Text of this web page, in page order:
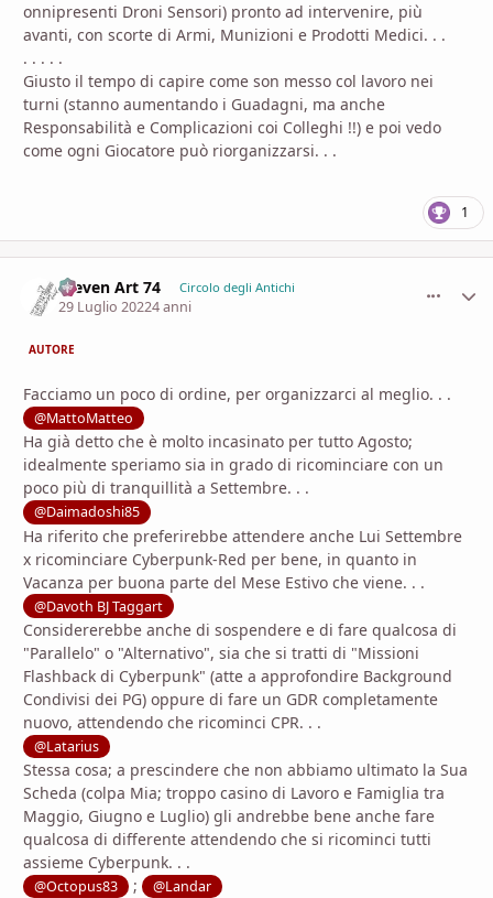
onnipresenti Droni Sensori) pronto ad intervenire, più
avanti, con scorte di Armi, Munizioni e Prodotti Medici. . .
. . . . .
Giusto il tempo di capire come son messo col lavoro nei
turni (stanno aumentando i Guadagni, ma anche
Responsabilità e Complicazioni coi Colleghi !!) e poi vedo
come ogni Giocatore può riorganizzarsi. . .
1
Steven Art 74 Circolo degli Antichi
29 Luglio 20224 anni
AUTORE
Facciamo un poco di ordine, per organizzarci al meglio. . .
@MattoMatteo
Ha già detto che è molto incasinato per tutto Agosto;
idealmente speriamo sia in grado di ricominciare con un
poco più di tranquillità a Settembre. . .
@Daimadoshi85
Ha riferito che preferirebbe attendere anche Lui Settembre
x ricominciare Cyberpunk-Red per bene, in quanto in
Vacanza per buona parte del Mese Estivo che viene. . .
@Davoth BJ Taggart
Considererebbe anche di sospendere e di fare qualcosa di
"Parallelo" o "Alternativo", sia che si tratti di "Missioni
Flashback di Cyberpunk" (atte a approfondire Background
Condivisi dei PG) oppure di fare un GDR completamente
nuovo, attendendo che ricominci CPR. . .
@Latarius
Stessa cosa; a prescindere che non abbiamo ultimato la Sua
Scheda (colpa Mia; troppo casino di Lavoro e Famiglia tra
Maggio, Giugno e Luglio) gli andrebbe bene anche fare
qualcosa di differente attendendo che si ricominci tutti
assieme Cyberpunk. . .
@Octopus83 ; @Landar